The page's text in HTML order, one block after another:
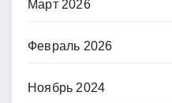
Март 2026
Февраль 2026
Ноябрь 2024